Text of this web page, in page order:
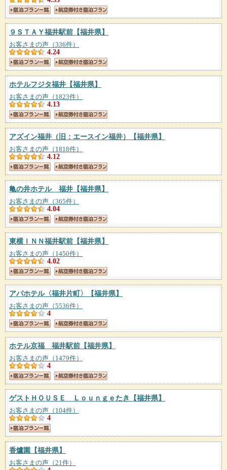
９ＳＴＡＹ福井駅前 【福井県】
お客さまの声（336件）
4.24
ホテルフジタ福井 【福井県】
お客さまの声（1823件）
4.13
アズイン福井（旧：エースイン福井） 【福井県】
お客さまの声（1818件）
4.12
亀の井ホテル 福井 【福井県】
お客さまの声（365件）
4.04
東横ＩＮＮ福井駅前 【福井県】
お客さまの声（1450件）
4.02
アパホテル〈福井片町〉 【福井県】
お客さまの声（5536件）
4
ホテル京福 福井駅前 【福井県】
お客さまの声（1479件）
4
ゲストＨＯＵＳＥ Ｌｏｕｎｇｅたき 【福井県】
お客さまの声（104件）
4
香爐園 【福井県】
お客さまの声（21件）